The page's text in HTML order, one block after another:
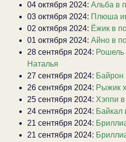
04 октября 2024: Альба в
03 октября 2024: Плюша
02 октября 2024: Ёжик в
01 октября 2024: Айно в
28 сентября 2024: Рошель
Наталья
27 сентября 2024: Байрон
26 сентября 2024: Рыжик
25 сентября 2024: Хэппи в
24 сентября 2024: Байкал
21 сентября 2024:
21 сентября 2024: